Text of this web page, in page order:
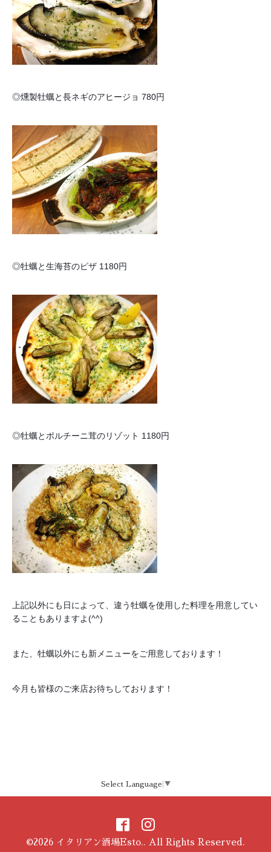
◎燻製牡蠣と長ネギのアヒージョ 780円
◎牡蠣と生海苔のピザ 1180円
◎牡蠣とポルチーニ茸のリゾット 1180円
上記以外にも日によって、違う牡蠣を使用した料理を用意してい
ることもありますよ(^^)
また、牡蠣以外にも新メニューをご用意しております！
今月も皆様のご来店お待ちしております！
Select Language ▼
©2026 イタリアン酒場Esto. . All Rights Reserved.